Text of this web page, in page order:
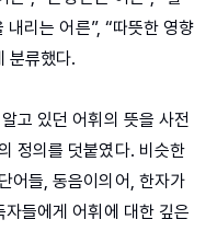
내리는 어른”, “따뜻한 영향
분류했다.
고 있던 어휘의 뜻을 사전
정의를 덧붙였다. 비슷한
어들, 동음이의어, 한자가
들에게 어휘에 대한 깊은